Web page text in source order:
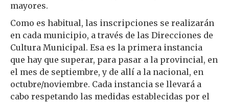
mayores.
Como es habitual, las inscripciones se realizarán
en cada municipio, a través de las Direcciones de
Cultura Municipal. Esa es la primera instancia
que hay que superar, para pasar a la provincial, en
el mes de septiembre, y de allí a la nacional, en
octubre/noviembre. Cada instancia se llevará a
cabo respetando las medidas establecidas por el